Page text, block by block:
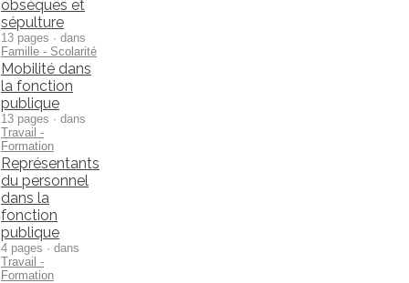
obsèques et
sépulture
13 pages · dans
Famille - Scolarité
Mobilité dans
la fonction
publique
13 pages · dans
Travail -
Formation
Représentants
du personnel
dans la
fonction
publique
4 pages · dans
Travail -
Formation